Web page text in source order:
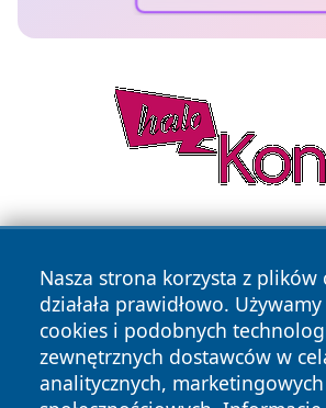
Nasza strona korzysta z plików
działała prawidłowo.
cookies i podobnych
zewnętrznych dostawców w
analitycznych,
Copyright © 2026 piekaryonline.pl
zastrzeżone.